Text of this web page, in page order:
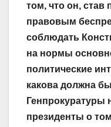
том, что он, став
правовым
соблюдать
на нормы
политические
какова должна
Генпрокуратуры
президенты о